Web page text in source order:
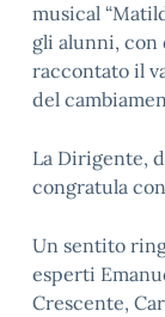
musical
gli alunni, con
raccontato il
del
La Dirigente,
congratula
Un sentito
esperti
Crescente,